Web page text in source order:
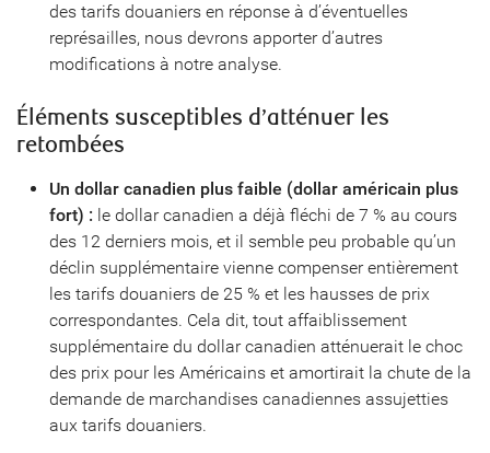
des tarifs douaniers en réponse à d’éventuelles
représailles, nous devrons apporter d’autres
modifications à notre analyse.
Éléments susceptibles d’atténuer les
retombées
Un dollar canadien plus faible (dollar américain plus
fort) : le dollar canadien a déjà fléchi de 7 % au cours
des 12 derniers mois, et il semble peu probable qu’un
déclin supplémentaire vienne compenser entièrement
les tarifs douaniers de 25 % et les hausses de prix
correspondantes. Cela dit, tout affaiblissement
supplémentaire du dollar canadien atténuerait le choc
des prix pour les Américains et amortirait la chute de la
demande de marchandises canadiennes assujetties
aux tarifs douaniers.